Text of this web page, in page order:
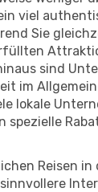
viel
Sie
sind
im
lokale
spezielle
Reisen in